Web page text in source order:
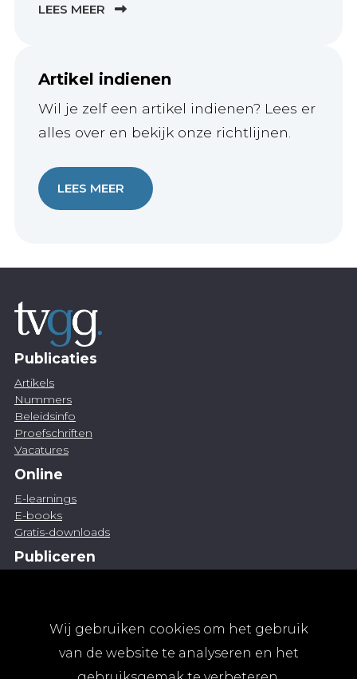
Wij gebruiken cookies om het gebruik
van de website te analyseren en het
LEES MEER
Artikel indienen
Wil je zelf een artikel indienen? Lees er
alles over en bekijk onze richtlijnen.
LEES MEER
Publicaties
Artikels
Nummers
Beleidsinfo
Proefschriften
Vacatures
Online
E-learnings
E-books
Gratis-downloads
Publiceren
Abonnementen